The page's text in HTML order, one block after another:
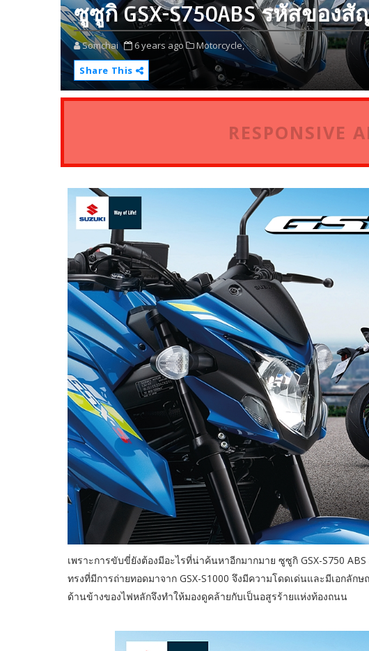
ซูซูกิ GSX-S750ABS รหัสขอ
Somchai 6 years ago
Motorcycle,
Share This
RESPONSIVE
เพราะการขับขี่ยังต้องมีอะไรที่น่าค้นหาอีกมากมาย ซูซูกิ GSX-S750
ทรงที่มีการถ่ายทอดมาจาก GSX-S1000 จึงมีความโดดเด่นและมีเอกลั
ด้านข้างของไฟหลักจึงทำให้มองดูคล้ายกับเป็นอสูรร้ายแห่งท้องถนน